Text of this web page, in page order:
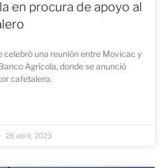
en procura de apoyo al
celebró una reunión entre Movicac y
Agrícola, donde se anunció
cafetalero.
28 abril, 2023